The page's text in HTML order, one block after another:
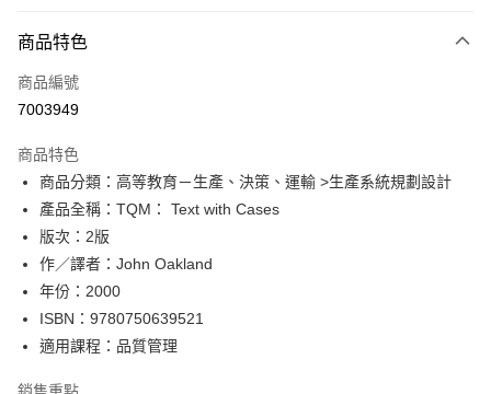
信用卡一次付款
超商取貨付款
Google Pay
ATM付款
運送方式
每筆NT$60
商品特色
商品編號
7003949
商品特色
商品分類：高等教育－生產、決策、運輸 >生產系統規劃設計
產品全稱：TQM： Text with Cases
版次：2版
作／譯者：John Oakland
年份：2000
ISBN：9780750639521
適用課程：品質管理